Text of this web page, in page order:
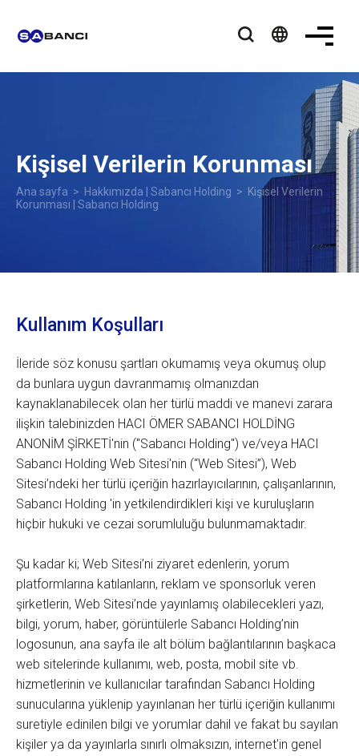
language
Kişisel Verilerin Korunması
Ana sayfa > Hakkımızda | Sabancı Holding > Kişisel Verilerin
Korunması | Sabancı Holding
Kullanım Koşulları
İleride söz konusu şartları okumamış veya okumuş olup
da bunlara uygun davranmamış olmanızdan
kaynaklanabilecek olan her türlü maddi ve manevi zarara
ilişkin talebinizden HACI ÖMER SABANCI HOLDİNG
ANONİM ŞİRKETİ'nin ("Sabancı Holding") ve/veya HACI
Sabancı Holding Web Sitesi'nin (“Web Sitesi”), Web
Sitesi’ndeki her türlü içeriğin hazırlayıcılarının, çalışanlarının,
Sabancı Holding 'in yetkilendirdikleri kişi ve kuruluşların
hiçbir hukuki ve cezai sorumluluğu bulunmamaktadır.
Şu kadar ki; Web Sitesi’ni ziyaret edenlerin, yorum
platformlarına katılanların, reklam ve sponsorluk veren
şirketlerin, Web Sitesi’nde yayınlamış olabilecekleri yazı,
bilgi, yorum, haber, görüntülerle Sabancı Holding’nin
logosunun, ana sayfa ile alt bölüm bağlantılarının başkaca
web sitelerinde kullanımı, web, posta, mobil site vb.
hizmetlerinin ve kullanıcılar tarafından Sabancı Holding
sunucularına yüklenip yayınlanan her türlü içeriğin kullanımı
suretiyle edinilen bilgi ve yorumlar dahil ve fakat bu sayılan
kişiler ya da yayınlarla sınırlı olmaksızın, internet'in genel